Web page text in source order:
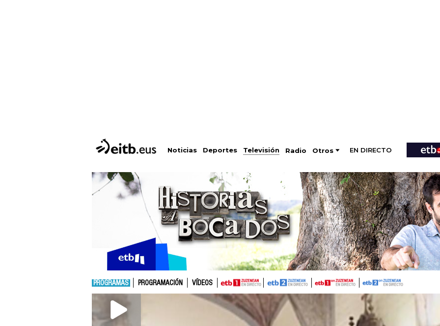
Noticias Deportes Televisión Radio Otros EN DIRECTO
PROGRAMAS PROGRAMACIÓN VÍDEOS